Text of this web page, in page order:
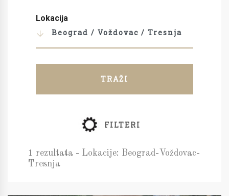
Lokacija
Beograd / Voždovac / Tresnja
TRAŽI
FILTERI
1 rezultata - Lokacije: Beograd-Voždovac-
Tresnja